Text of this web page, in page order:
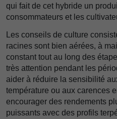
qui fait de cet hybride un
consommateurs et les
Les conseils de culture
racines sont bien aérées, à
constant tout au long des
très attention pendant les
aider à réduire la sensibilité
température ou aux carences
encourager des rendements
puissants avec des profils